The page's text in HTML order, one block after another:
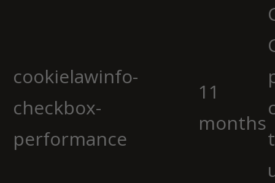
cookielawinfo-
checkbox-
performance
11
months